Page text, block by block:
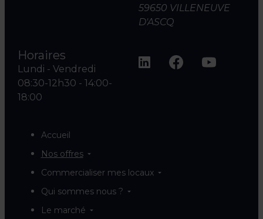
59650 VILLENEUVE
D'ASCQ
Horaires
Lundi - Vendredi
08:30-12h30 - 14:00-
18:00
Accueil
Nos offres
Commercialiser mes locaux
Qui sommes nous ?
Le marché